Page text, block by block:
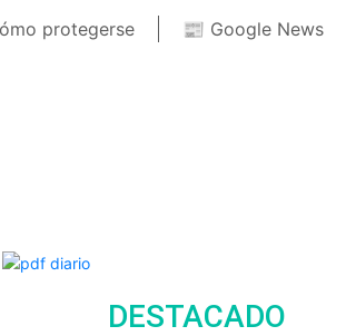
protegerse 📰 Google News
DESTACADO